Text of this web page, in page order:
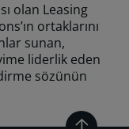
olan Leasing
ortaklarını
sunan,
liderlik eden
sözünün